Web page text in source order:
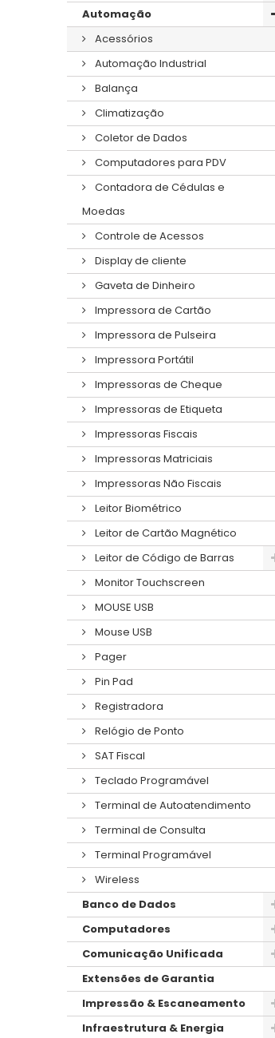
Automação
Acessórios
Automação Industrial
Balança
Climatização
Coletor de Dados
Computadores para PDV
Contadora de Cédulas e
Moedas
Controle de Acessos
Display de cliente
Gaveta de Dinheiro
Impressora de Cartão
Impressora de Pulseira
Impressora Portátil
Impressoras de Cheque
Impressoras de Etiqueta
Impressoras Fiscais
Impressoras Matriciais
Impressoras Não Fiscais
Leitor Biométrico
Leitor de Cartão Magnético
Leitor de Código de Barras
Monitor Touchscreen
MOUSE USB
Mouse USB
Pager
Pin Pad
Registradora
Relógio de Ponto
SAT Fiscal
Teclado Programável
Terminal de Autoatendimento
Terminal de Consulta
Terminal Programável
Wireless
Banco de Dados
Computadores
Comunicação Unificada
Extensões de Garantia
Impressão & Escaneamento
Infraestrutura & Energia